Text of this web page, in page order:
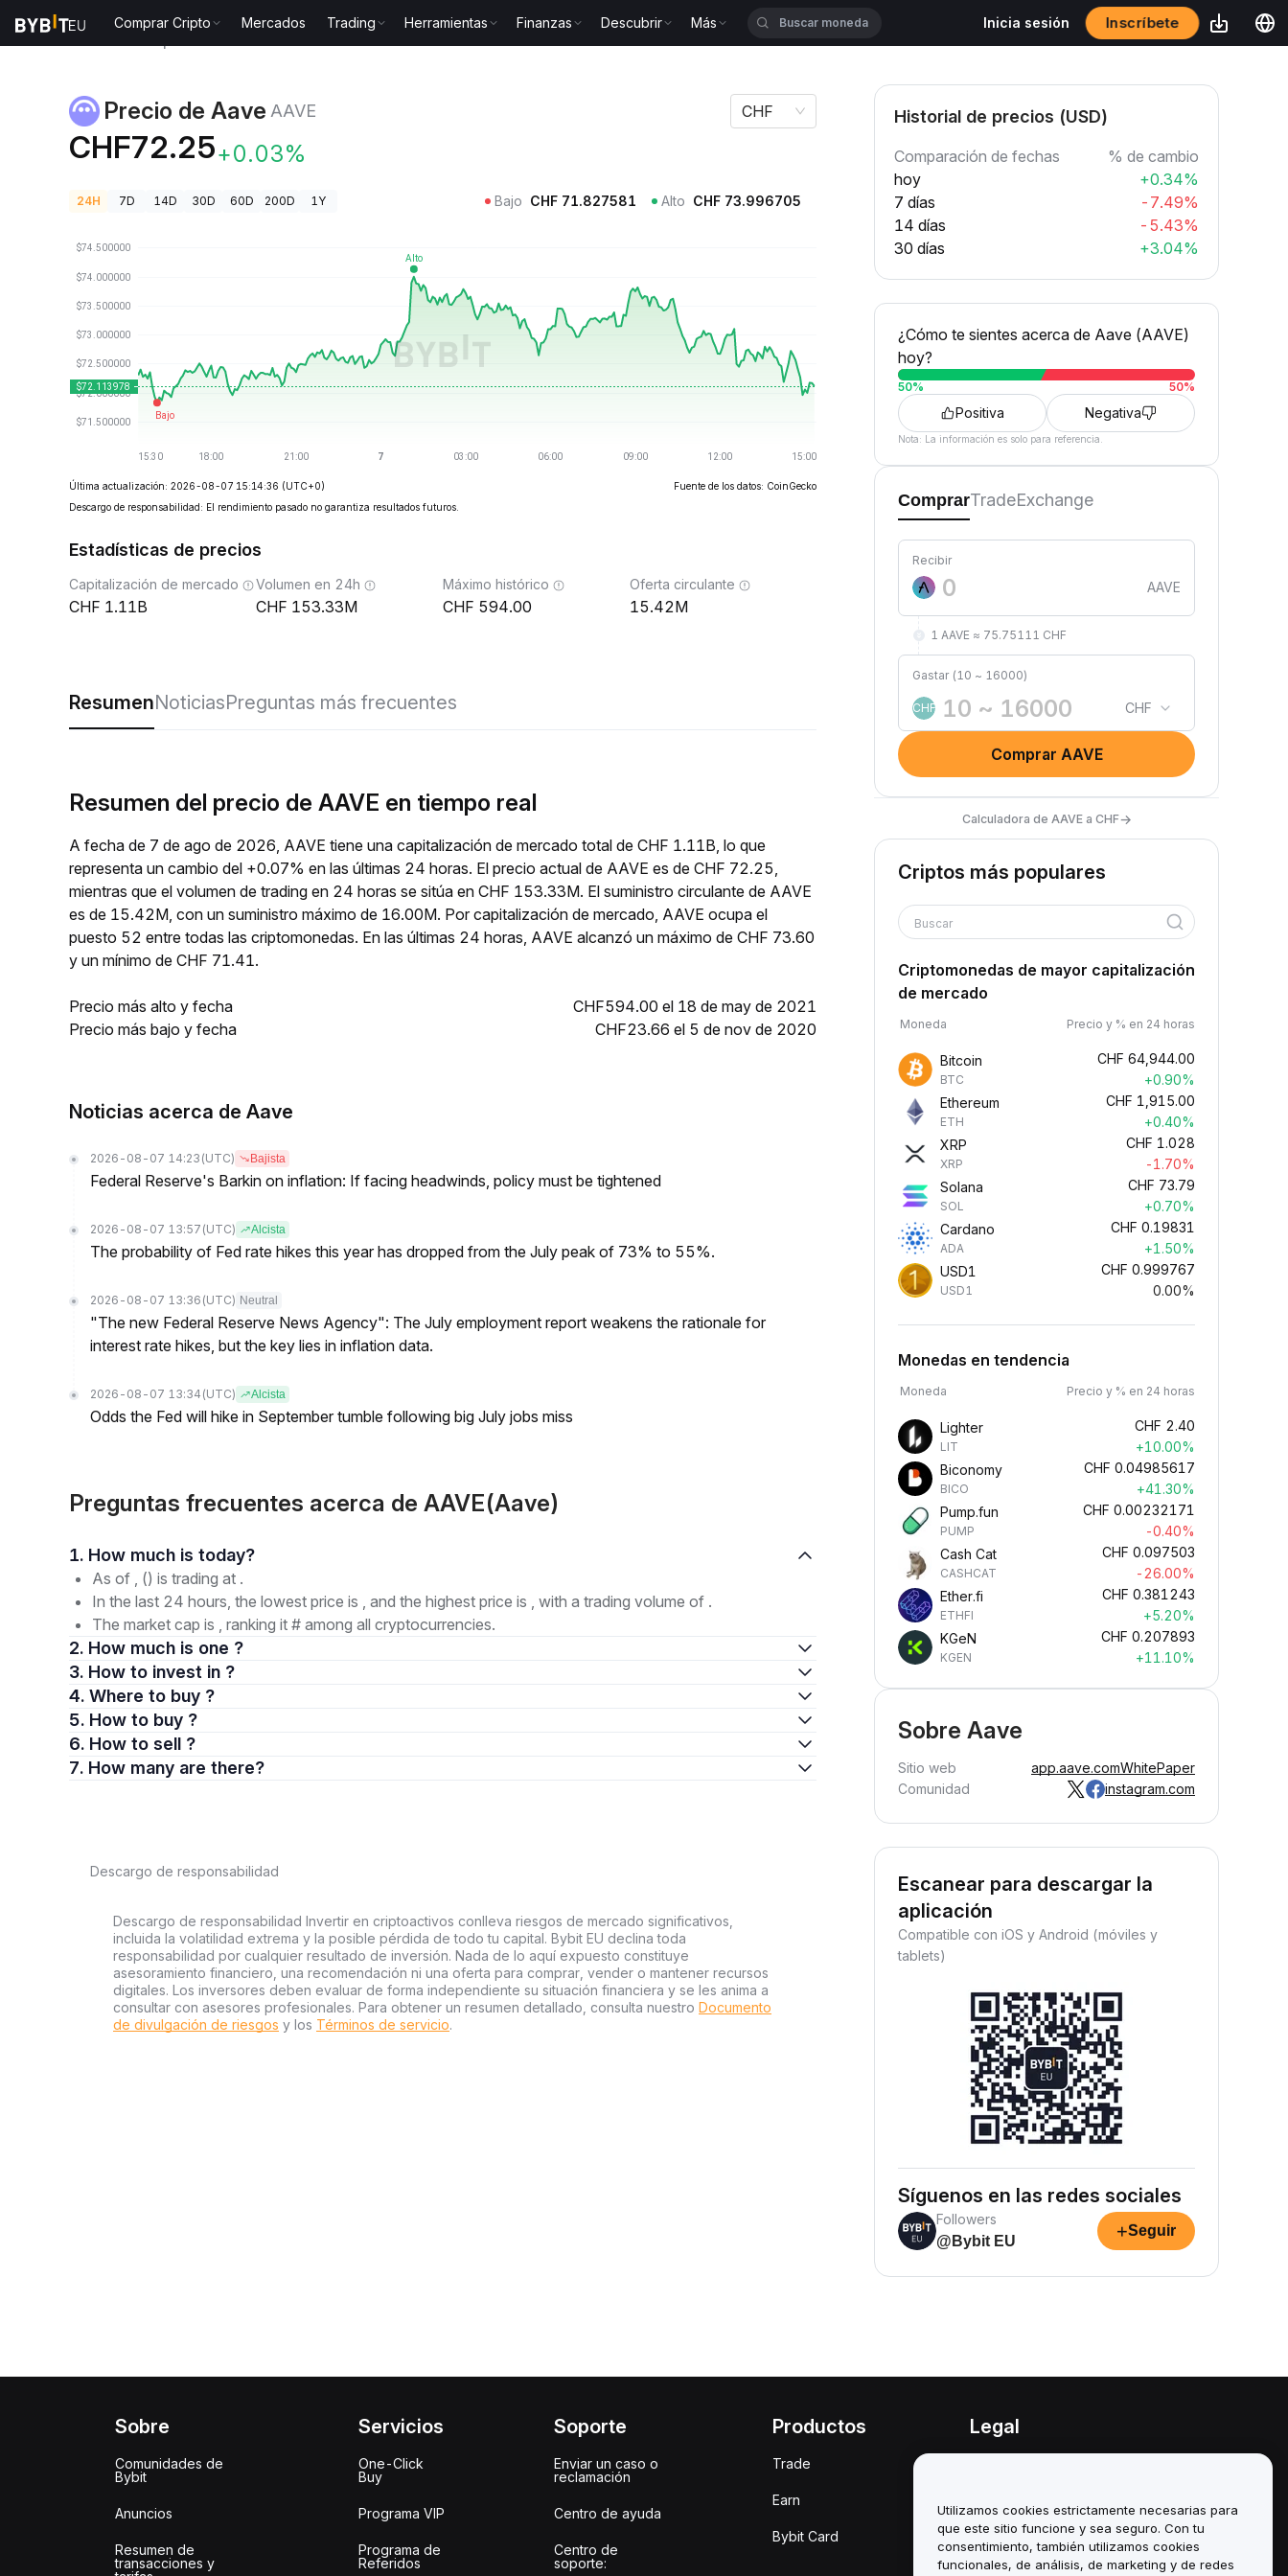
Comprar Cripto Mercados Trading Herramientas Finanzas Descubrir Más Inicia sesión Inscríbete
Precio de Aave AAVE
CHF72.25+0.03%
CHF
24H 7D 14D 30D 60D 200D 1Y Bajo CHF 71.827581 Alto CHF 73.996705
Última actualización: 2026-08-07 15:14:36 (UTC+0)
Fuente de los datos: CoinGecko
Descargo de responsabilidad: El rendimiento pasado no garantiza resultados futuros.
Estadísticas de precios
Capitalización de mercado
1.11B
Volumen en 24h
153.33M
Máximo histórico
594.00
Oferta circulante
15.42M
ResumenNoticiasPreguntas más frecuentes
Resumen del precio de AAVE en tiempo real
A fecha de 7 de ago de 2026, AAVE tiene una capitalización de mercado total de CHF 1.11B, lo que
representa un cambio del +0.07% en las últimas 24 horas. El precio actual de AAVE es de CHF 72.25,
mientras que el volumen de trading en 24 horas se sitúa en CHF 153.33M. El suministro circulante de AAVE
es de 15.42M, con un suministro máximo de 16.00M. Por capitalización de mercado, AAVE ocupa el
puesto 52 entre todas las criptomonedas. En las últimas 24 horas, AAVE alcanzó un máximo de CHF 73.60
y un mínimo de CHF 71.41.
Precio más alto y fecha
CHF594.00 el 18 de may de 2021
Precio más bajo y fecha
CHF23.66 el 5 de nov de 2020
Noticias acerca de Aave
2026-08-07 14:23 (UTC) Bajista
Federal Reserve's Barkin on inflation: If facing headwinds, policy must be tightened
2026-08-07 13:57 (UTC) Alcista
The probability of Fed rate hikes this year has dropped from the July peak of 73% to 55%.
2026-08-07 13:36 (UTC) Neutral
"The new Federal Reserve News Agency": The July employment report weakens the rationale for
interest rate hikes, but the key lies in inflation data.
2026-08-07 13:34 (UTC) Alcista
Odds the Fed will hike in September tumble following big July jobs miss
Preguntas frecuentes acerca de AAVE(Aave)
1. How much is today?
As of , () is trading at .
In the last 24 hours, the lowest price is , and the highest price is , with a trading volume of .
The market cap is , ranking it # among all cryptocurrencies.
2. How much is one ?
3. How to invest in ?
4. Where to buy ?
5. How to buy ?
6. How to sell ?
7. How many are there?
Descargo de responsabilidad
Descargo de responsabilidad Invertir en criptoactivos conlleva riesgos de mercado significativos,
incluida la volatilidad extrema y la posible pérdida de todo tu capital. Bybit EU declina toda
responsabilidad por cualquier resultado de inversión. Nada de lo aquí expuesto constituye
asesoramiento financiero, una recomendación ni una oferta para comprar, vender o mantener recursos
digitales. Los inversores deben evaluar de forma independiente su situación financiera y se les anima a
consultar con asesores profesionales. Para obtener un resumen detallado, consulta nuestro Documento
de divulgación de riesgos y los Términos de servicio.
Historial de precios (USD)
Comparación de fechas
% de cambio
hoy
+0.34%
7 días
-7.49%
14 días
-5.43%
30 días
+3.04%
¿Cómo te sientes acerca de Aave (AAVE)
hoy?
50% 50%
Positiva Negativa
Nota: La información es solo para referencia.
ComprarTradeExchange
Recibir
AAVE
1 AAVE ≈ 75.75111 CHF
Gastar (10 ~ 16000)
CHF CHF
Comprar AAVE
Calculadora de AAVE a CHF→
Criptos más populares
Buscar
Criptomonedas de mayor capitalización
de mercado
Moneda Precio y % en 24 horas
Bitcoin
BTC
CHF 64,944.00
+0.90%
Ethereum
ETH
CHF 1,915.00
+0.40%
XRP
XRP
CHF 1.028
-1.70%
Solana
SOL
CHF 73.79
+0.70%
Cardano
ADA
CHF 0.19831
+1.50%
USD1
USD1
CHF 0.999767
0.00%
Monedas en tendencia
Moneda Precio y % en 24 horas
Lighter
LIT
CHF 2.40
+10.00%
Biconomy
BICO
CHF 0.04985617
+41.30%
Pump.fun
PUMP
CHF 0.00232171
-0.40%
Cash Cat
CASHCAT
CHF 0.097503
-26.00%
Ether.fi
ETHFI
CHF 0.381243
+5.20%
KGeN
KGEN
CHF 0.207893
+11.10%
Sobre Aave
Sitio web app.aave.comWhitePaper
Comunidad
instagram.com
Escanear para descargar la
aplicación
Compatible con iOS y Android (móviles y
tablets)
Síguenos en las redes sociales
Followers
@Bybit EU
+Seguir
Sobre
Comunidades de
Bybit
Anuncios
Resumen de
transacciones y
Servicios
One-Click
Buy
Programa VIP
Programa de
Referidos
Soporte
Enviar un caso o
reclamación
Centro de ayuda
Centro de
soporte:
Productos
Trade
Earn
Bybit Card
Legal
Resumen de la política de
custodia y administración
Información sobre ESG
Utilizamos cookies estrictamente necesarias para
que este sitio funcione y sea seguro. Con tu
consentimiento, también utilizamos cookies
funcionales, de análisis, de marketing y de redes